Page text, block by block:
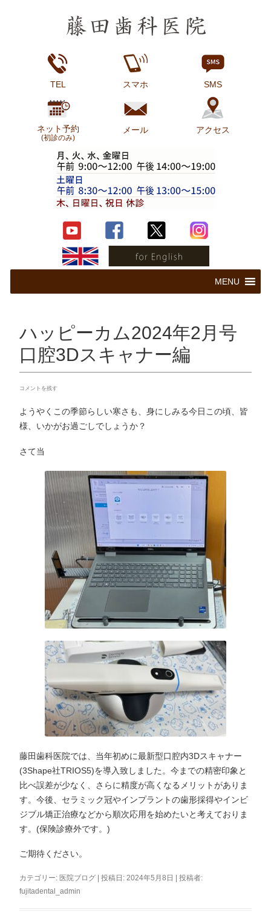
TEL スマホ SMS
ネット予約
(初診のみ)
メール アクセス
へ
ス
キ
ッ
MENU
ハッピーカム2024年2月号
口腔3Dスキャナー編
コメントを残す
ようやくこの季節らしい寒さも、身にしみる今日この頃、皆
様、いかがお過ごしでしょうか？
さて当
藤田歯科医院では、当年初めに最新型口腔内3Dスキャナー
(3Shape社TRIOS5)を導入致しました。今までの精密印象と
比べ誤差が少なく、さらに精度が高くなるメリットがありま
す。今後、セラミック冠やインプラントの歯形採得やインビ
ジブル矯正治療などから順次応用を始めたいと考えておりま
す。(保険診療外です。)
ご期待ください。
カテゴリー: 医院ブログ | 投稿日:2024年5月8日 |投稿者:
fujitadental_admin